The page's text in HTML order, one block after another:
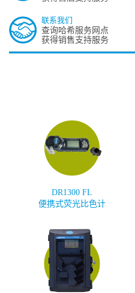
联系我们
查询哈希服务网点
获得销售支持服务
DR1300 FL
便携式荧光比色计